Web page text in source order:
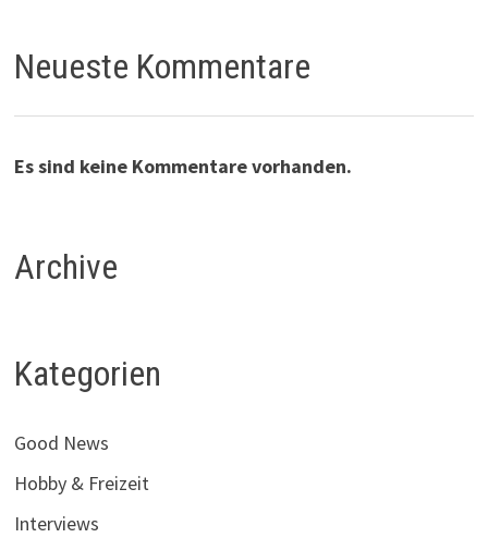
Neueste Kommentare
Es sind keine Kommentare vorhanden.
Archive
Kategorien
Good News
Hobby & Freizeit
Interviews